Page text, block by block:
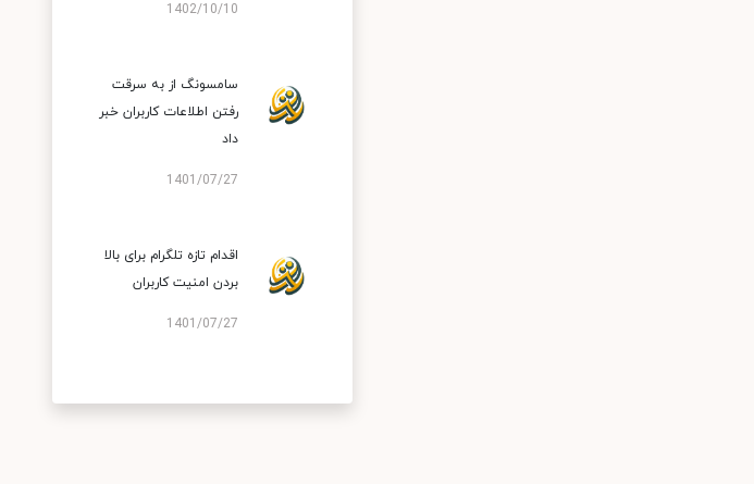
1402/10/10
سامسونگ از به سرقت
رفتن اطلاعات کاربران خبر
داد
1401/07/27
اقدام تازه تلگرام برای بالا
بردن امنیت کاربران
1401/07/27